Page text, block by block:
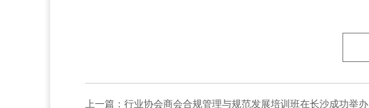
上一篇： 行业协会商会合规管理与规范发展培训班在长沙成功举办